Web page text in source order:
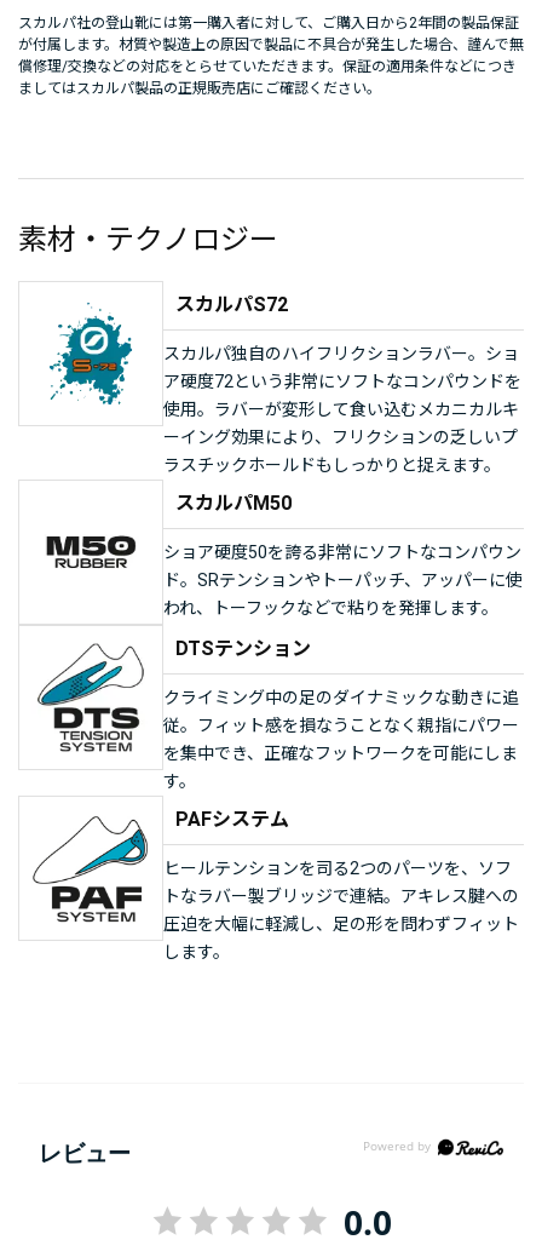
スカルパ社の登山靴には第一購入者に対して、ご購入日から2年間の製品保証
が付属します。材質や製造上の原因で製品に不具合が発生した場合、謹んで無
償修理/交換などの対応をとらせていただきます。保証の適用条件などにつき
ましてはスカルパ製品の正規販売店にご確認ください。
素材・テクノロジー
スカルパS72
スカルパ独自のハイフリクションラバー。ショ
ア硬度72という非常にソフトなコンパウンドを
使用。ラバーが変形して食い込むメカニカルキ
ーイング効果により、フリクションの乏しいプ
ラスチックホールドもしっかりと捉えます。
スカルパM50
ショア硬度50を誇る非常にソフトなコンパウン
ド。SRテンションやトーパッチ、アッパーに使
われ、トーフックなどで粘りを発揮します。
DTSテンション
クライミング中の足のダイナミックな動きに追
従。フィット感を損なうことなく親指にパワー
を集中でき、正確なフットワークを可能にしま
す。
PAFシステム
ヒールテンションを司る2つのパーツを、ソフ
トなラバー製ブリッジで連結。アキレス腱への
圧迫を大幅に軽減し、足の形を問わずフィット
します。
レビュー
0.0